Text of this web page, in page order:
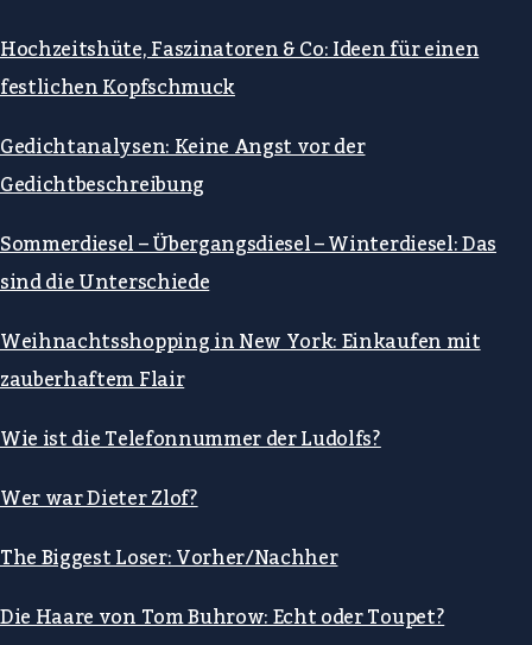
Hochzeitshüte, Faszinatoren & Co: Ideen für einen
festlichen Kopfschmuck
Gedichtanalysen: Keine Angst vor der
Gedichtbeschreibung
Sommerdiesel – Übergangsdiesel – Winterdiesel: Das
sind die Unterschiede
Weihnachtsshopping in New York: Einkaufen mit
zauberhaftem Flair
Wie ist die Telefonnummer der Ludolfs?
Wer war Dieter Zlof?
The Biggest Loser: Vorher/Nachher
Die Haare von Tom Buhrow: Echt oder Toupet?